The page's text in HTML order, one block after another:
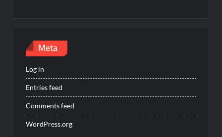
Meta
Log in
Entries feed
Comments feed
WordPress.org